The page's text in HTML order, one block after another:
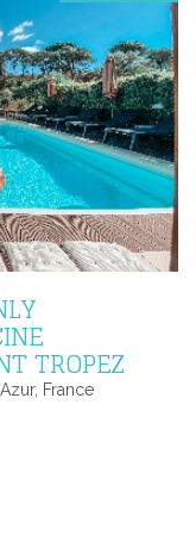
TROPEZ
France